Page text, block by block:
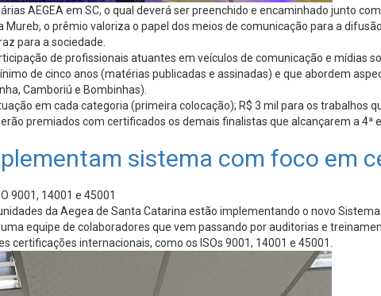
AEGEA em SC, o qual deverá ser preenchido e encaminhado junto
o prêmio valoriza o papel dos meios de comunicação para a
para a sociedade.
de profissionais atuantes em veículos de comunicação e mídias
de cinco anos (matérias publicadas e assinadas) e que abordem
Camboriú e Bombinhas).
em cada categoria (primeira colocação); R$ 3 mil para os trabalhos
premiados com certificados os demais finalistas que alcançarem a 4ª
sistema com foco em
9001, 14001 e 45001
da Aegea de Santa Catarina estão implementando o novo
equipe de colaboradores que vem passando por auditorias e
internacionais, como os ISOs 9001, 14001 e 45001.